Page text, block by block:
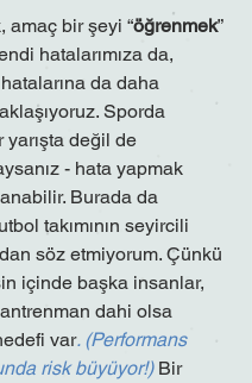
amaç bir şeyi “öğrenmek”
hatalarımıza da,
da daha
Sporda
yarışta değil de
- hata yapmak
Burada da
takımının seyircili
söz etmiyorum. Çünkü
içinde başka insanlar,
dahi olsa
var. (Performans
risk büyüyor!) Bir